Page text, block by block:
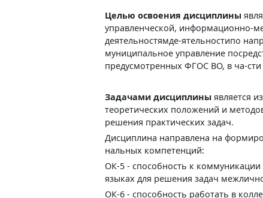
Целью освоения дисциплины
управленческой, информационно-
деятельностямде-ятельностипо
муниципальное управление
предусмотренных ФГОС ВО, в ча-
Задачами дисциплиныявляется
теоретических положений и
решения практических задач.
Дисциплина направлена на
нальных компетенций:
ОК-5 - способность к
языках для решения задач
ОК-6 - способность работать в